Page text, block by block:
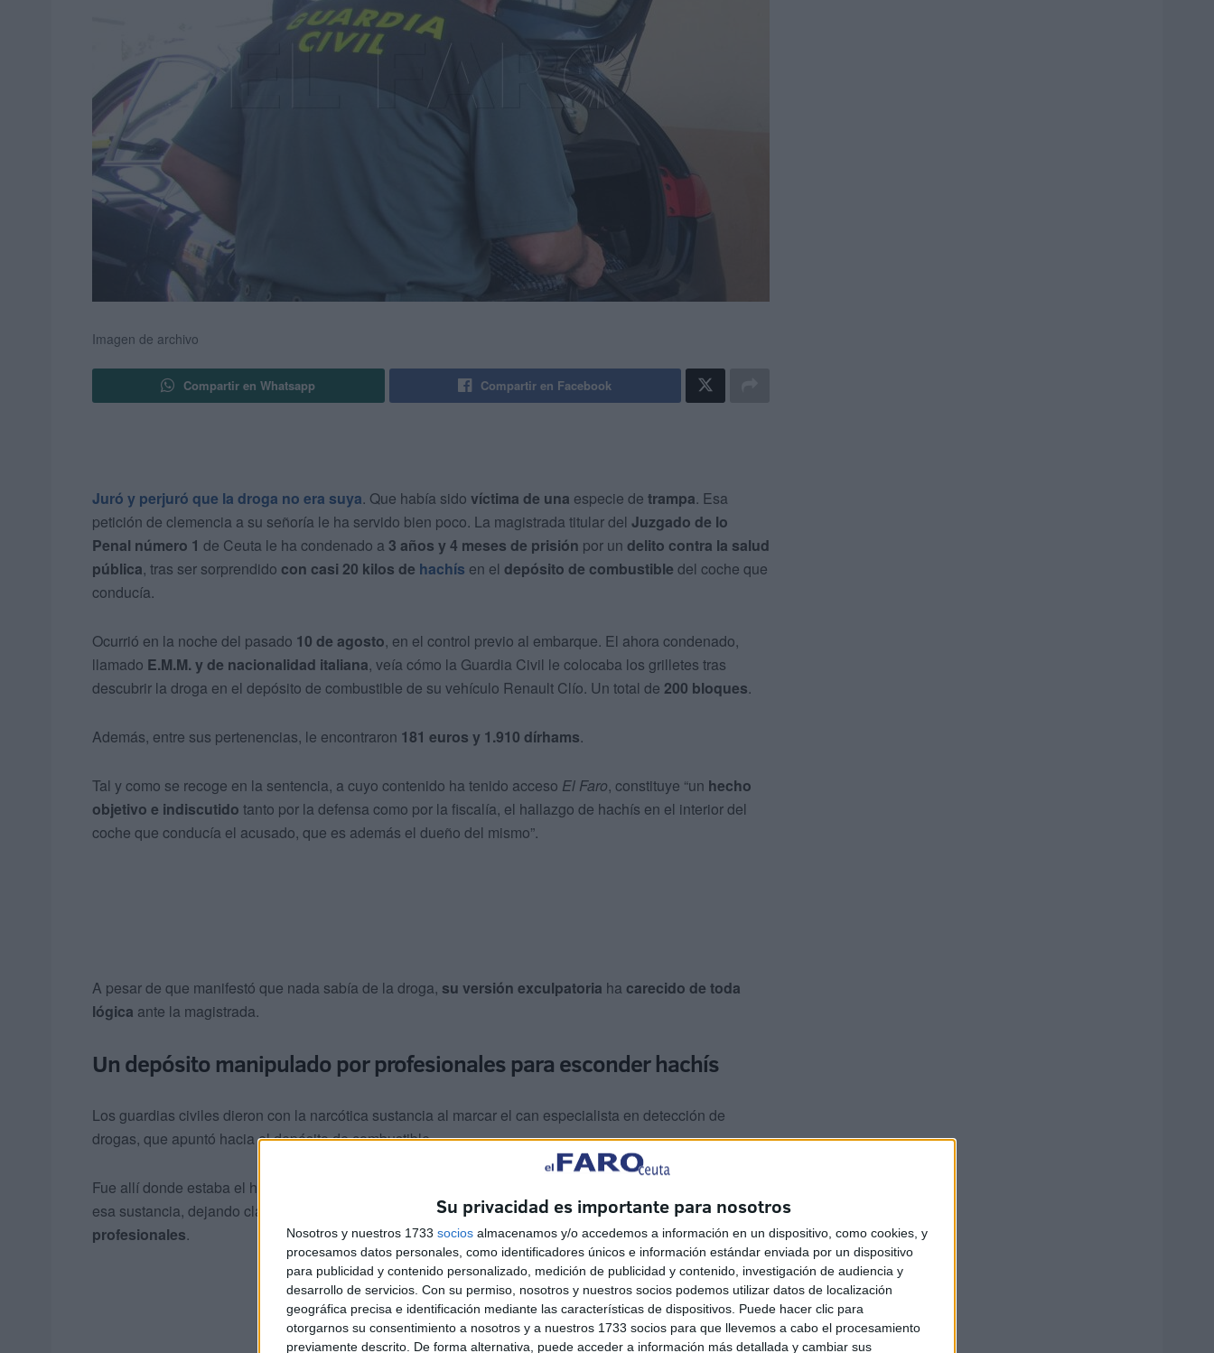
Su privacidad es importante para nosotros
Nosotros y nuestros 1733 socios almacenamos y/o accedemos a información en un dispositivo, como cookies, y
procesamos datos personales, como identificadores únicos e información estándar enviada por un dispositivo
para publicidad y contenido personalizado, medición de publicidad y contenido, investigación de audiencia y
desarrollo de servicios. Con su permiso, nosotros y nuestros socios podemos utilizar datos de localización
geográfica precisa e identificación mediante las características de dispositivos. Puede hacer clic para
otorgarnos su consentimiento a nosotros y a nuestros 1733 socios para que llevemos a cabo el procesamiento
previamente descrito. De forma alternativa, puede acceder a información más detallada y cambiar sus
Imagen de archivo
Compartir en Whatsapp Compartir en Facebook
Juró y perjuró que la droga no era suya. Que había sido víctima de una especie de trampa. Esa
petición de clemencia a su señoría le ha servido bien poco. La magistrada titular del Juzgado de lo
Penal número 1 de Ceuta le ha condenado a 3 años y 4 meses de prisión por un delito contra la salud
pública, tras ser sorprendido con casi 20 kilos de hachís en el depósito de combustible del coche que
conducía.
Ocurrió en la noche del pasado 10 de agosto, en el control previo al embarque. El ahora condenado,
llamado E.M.M. y de nacionalidad italiana, veía cómo la Guardia Civil le colocaba los grilletes tras
descubrir la droga en el depósito de combustible de su vehículo Renault Clío. Un total de 200 bloques.
Además, entre sus pertenencias, le encontraron 181 euros y 1.910 dírhams.
Tal y como se recoge en la sentencia, a cuyo contenido ha tenido acceso El Faro, constituye “un hecho
objetivo e indiscutido tanto por la defensa como por la fiscalía, el hallazgo de hachís en el interior del
coche que conducía el acusado, que es además el dueño del mismo”.
A pesar de que manifestó que nada sabía de la droga, su versión exculpatoria ha carecido de toda
lógica ante la magistrada.
Un depósito manipulado por profesionales para esconder hachís
Los guardias civiles dieron con la narcótica sustancia al marcar el can especialista en detección de
drogas, que apuntó hacia el depósito de combustible.
Fue allí donde estaba el hachís, en
esa sustancia, dejando claro, además, que no se trataba de un ‘trabajo’ burdo, sino propio de
profesionales.